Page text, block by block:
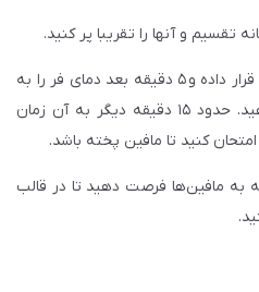
قالب را در فر از پیش گرم شده قرار داده و ۵ دقیقه بعد دمای فر را به
۱۷۵ درجه سانتی‌گراد کاهش دهید. حدود ۱۵ دقیقه دیگر به آن زمان
کنید تا مافین ‌پخته باشد.
کردن از فر ۵ دقیقه به مافین‌ها فرصت دهید تا در قالب